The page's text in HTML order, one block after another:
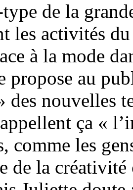
de la
les activités
à la mode
propose au
des nouvelles
ça «
comme les
de la